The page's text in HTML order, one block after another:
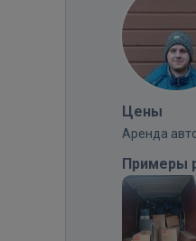
Цены
Аренда
Примеры